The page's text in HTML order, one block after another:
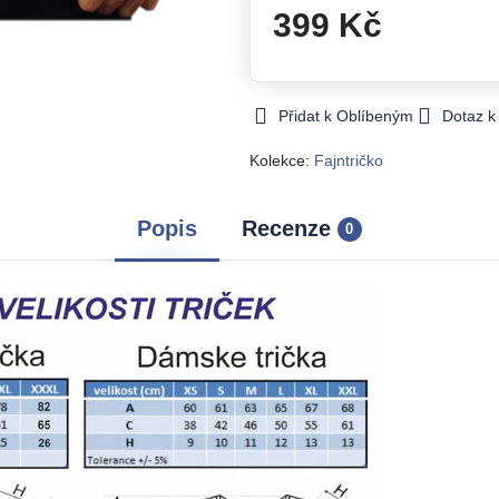
399 Kč
Přidat k Oblíbeným Dotaz
Kolekce: Fajntričko
Popis Recenze 0